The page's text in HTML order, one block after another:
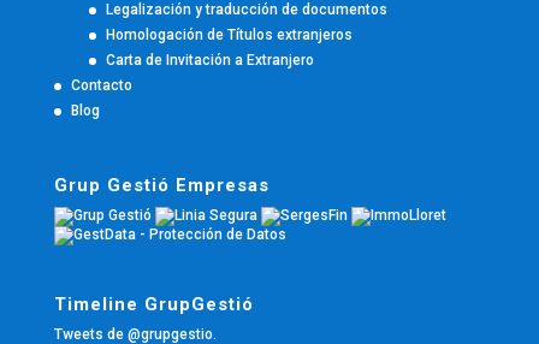
Legalización y traducción de documentos
Homologación de Títulos extranjeros
Carta de Invitación a Extranjero
Contacto
Blog
Grup Gestió Empresas
Timeline GrupGestió
Tweets de @grupgestio.